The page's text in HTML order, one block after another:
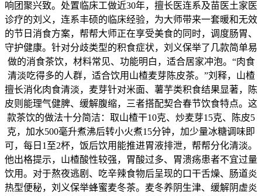
响团聚兴致。处置临床工做近30年，擅长医连系及苗医土家医
诊疗的刘义，连系丰硕的临床经验，为大师带来一套暖和无效
的节日消食方案，帮帮大师正在享受美食的同时，调度肠胃、
守护健康。针对分歧类型的积食症状，刘义保举了几款简单易
做的消食茶饮，材料常见、功能明白，适合居家冲泡。“肉食
清淡吃得多的人群，适合饮用山楂麦芽陈皮茶。”刘释，山楂
擅长消化肉食清淡，麦芽针对米面、薯芋类积食结果显著，陈
皮则能理气健脾、缓解腹缩，三者搭配契合春节饮食特点。这
款茶饮的做法十分简洁：取山楂干10克、炒麦芽15克、陈皮5
克，加水500毫升煮沸后转小火煮15分钟，加少量冰糖调味即
可，每日1至2杯，饭后饮用能推进胃液排泄，帮帮分化清淡。
他出格提示，山楂酸性较强，胃酸过多、胃溃疡患者不宜过量
饮用。对于熬夜逃剧、吃辛辣食物后呈现的口干舌燥、肠道炎
热型便秘，刘义保举蜂蜜麦冬茶。麦冬养阴生津、缓解阴虚炎